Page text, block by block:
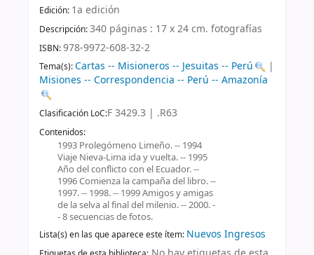
Edición: 1a edición
Descripción:340 páginas : 17 x 24 cm. fotografías
ISBN:978-9972-608-32-2
Tema(s):Cartas -- Misioneros -- Jesuitas -- Perú
|
Misiones -- Correspondencia -- Perú -- Amazonía
Clasificación LoC:F 3429.3 | .R63
Contenidos:
1993 Prolegómeno Limeño. -- 1994
Viaje Nieva-Lima ida y vuelta. -- 1995
Año del conflicto con el Ecuador. --
1996 Comienza la campaña del libro. --
1997. -- 1998. -- 1999 Amigos y amigas
de la selva al final del milenio. -- 2000. -
- 8 secuencias de fotos.
Lista(s) en las que aparece este ítem: Nuevos Ingresos